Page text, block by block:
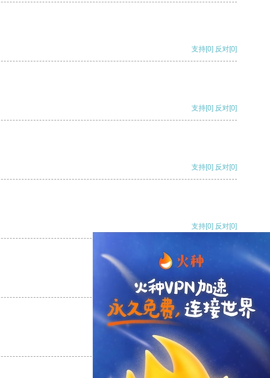
支持[0] 反对[0]
支持[0] 反对[0]
支持[0] 反对[0]
支持[0] 反对[0]
支持[0] 反对
支持